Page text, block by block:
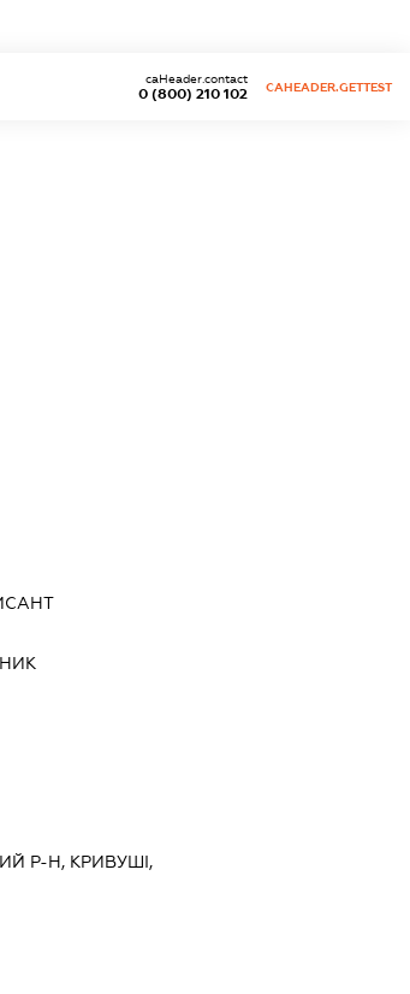
0 (800) 210 102
caHeader.contact
CAHEADER.GETTEST
Р-Н, КРИВУШІ,